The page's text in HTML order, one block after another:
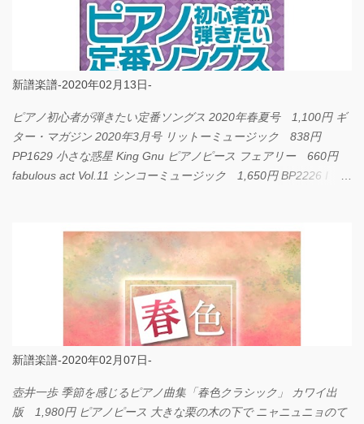
新譜楽譜-2020年02月13日-
ピアノ初心者が弾きたい定番ソングス 2020年春夏号 1,100円 ギ
ター・マガジン 2020年3月号 リットーミュージック 838円
PP1629 小さな惑星 King Gnu ピアノピース フェアリー 660円
fabulous act Vol.11 シンコーミュージック 1,650円 BP2226 I
新譜楽譜-2020年02月07日-
壺井一歩 季節を感じるピアノ曲集「春色クラシック」 カワイ出
版 1,980円 ピアノピース 大きな栗の木の下で ニャニュニョのて